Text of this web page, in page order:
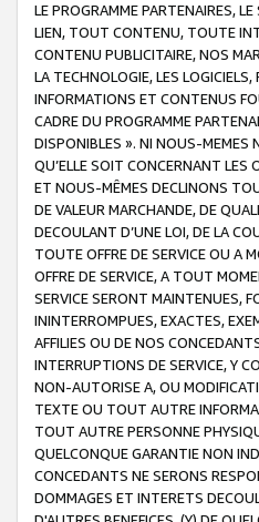
LE PROGRAMME PARTENAIRES,
LIEN, TOUT CONTENU, TOUTE
CONTENU PUBLICITAIRE, NOS
LA TECHNOLOGIE, LES
INFORMATIONS ET CONTENUS
CADRE DU PROGRAMME
DISPONIBLES ». NI NOUS-MEMES
QU’ELLE SOIT CONCERNANT LES
ET NOUS-MÊMES DECLINONS
DE VALEUR MARCHANDE, DE
DECOULANT D’UNE LOI, DE LA
TOUTE OFFRE DE SERVICE OU A
OFFRE DE SERVICE, A TOUT
SERVICE SERONT MAINTENUES,
ININTERROMPUES, EXACTES,
AFFILIES OU DE NOS
INTERRUPTIONS DE SERVICE, Y
NON-AUTORISE A, OU
TEXTE OU TOUT AUTRE
TOUT AUTRE PERSONNE
QUELCONQUE GARANTIE NON
CONCEDANTS NE SERONS
DOMMAGES ET INTERETS